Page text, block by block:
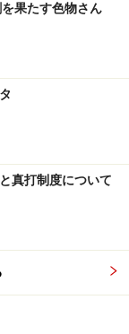
る会を紹介し
をご確認くださ
果たす色物さん
真打制度について